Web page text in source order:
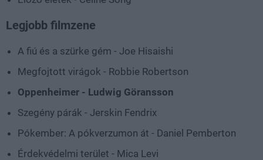
Legjobb filmzene
A fiú és a szürke gém - Joe Hisaishi
Megfojtott virágok - Robbie Robertson
Oppenheimer - Ludwig Göransson
Szegény párák - Jerskin Fendrix
Pókember: A pókverzumon át - Daniel Pemberton
Érdekvédelmi terület - Mica Levi